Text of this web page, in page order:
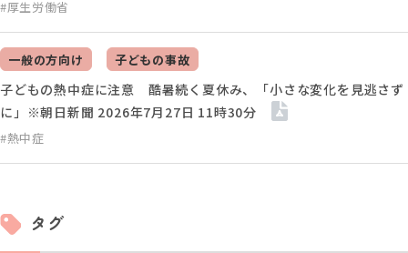
#厚生労働省
一般の方向け 子どもの事故
#熱中症
子どもの熱中症に注意 酷暑続く夏休み、「小さな変化を見逃さず
に」※朝日新聞 2026年7月27日 11時30分
タグ